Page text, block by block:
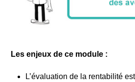
Les enjeux de ce module :
L’évaluation de la rentabilité